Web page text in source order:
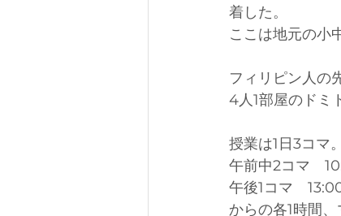
着した。
ここは地元の小
フィリピン人の
4人1部屋のドミ
授業は1日3コマ。
午前中2コマ　
午後1コマ　
からの各1時間